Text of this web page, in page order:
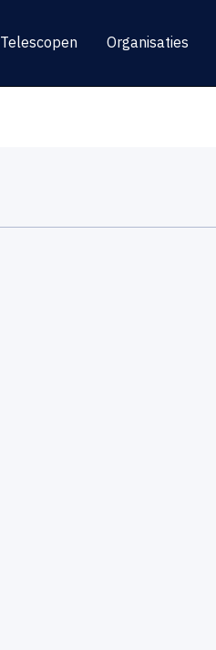
Telescopen Organisaties